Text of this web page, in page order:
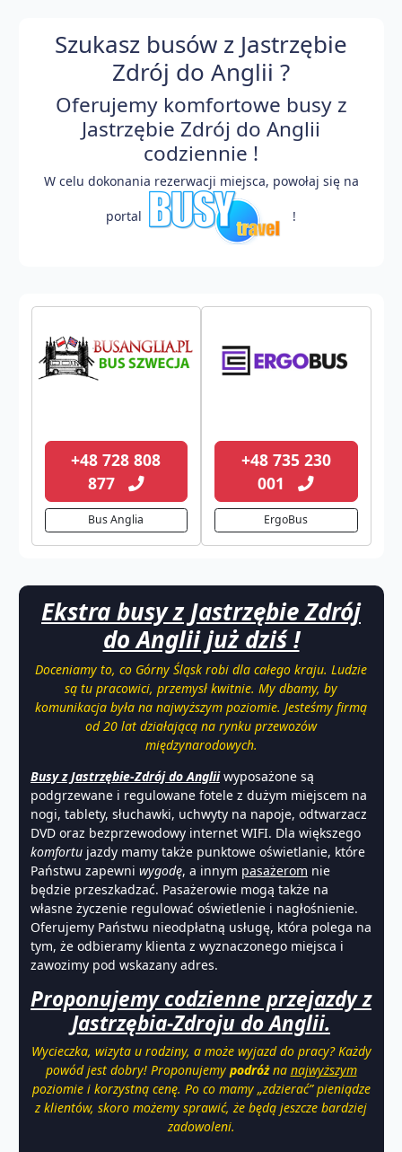
Szukasz busów z Jastrzębie
Zdrój do Anglii ?
Oferujemy komfortowe busy z
Jastrzębie Zdrój do Anglii
codziennie !
W celu dokonania rezerwacji miejsca, powołaj się na
portal !
+48 728 808
877
Bus Anglia
+48 735 230
001
ErgoBus
Ekstra busy z Jastrzębie Zdrój
do Anglii już dziś !
Doceniamy to, co Górny Śląsk robi dla całego kraju. Ludzie
są tu pracowici, przemysł kwitnie. My dbamy, by
komunikacja była na najwyższym poziomie. Jesteśmy firmą
od 20 lat działającą na rynku przewozów
międzynarodowych.
Busy z Jastrzębie-Zdrój do Angliiwyposażone są
podgrzewane i regulowane fotele z dużym miejscem na
nogi, tablety, słuchawki, uchwyty na napoje, odtwarzacz
DVD oraz bezprzewodowy internet WIFI. Dla większego
komfortu jazdy mamy także punktowe oświetlanie, które
Państwu zapewni wygodę, a innym pasażerom nie
będzie przeszkadzać. Pasażerowie mogą także na
własne życzenie regulować oświetlenie i nagłośnienie.
Oferujemy Państwu nieodpłatną usługę, która polega na
tym, że odbieramy klienta z wyznaczonego miejsca i
zawozimy pod wskazany adres.
Proponujemy codzienne przejazdy z
Jastrzębia-Zdroju do Anglii.
Wycieczka, wizyta u rodziny, a może wyjazd do pracy? Każdy
powód jest dobry! Proponujemy podróżna najwyższym
poziomie i korzystną cenę. Po co mamy „zdzierać” pieniądze
z klientów, skoro możemy sprawić, że będą jeszcze bardziej
zadowoleni.